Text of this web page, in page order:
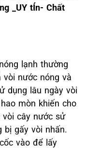
_UY tÍn- Chất
lạnh thường
nước nóng và
dụng lâu ngày vòi
mòn khiến cho
cây nước sử
bị gấy vòi nhấn.
vào để lấy